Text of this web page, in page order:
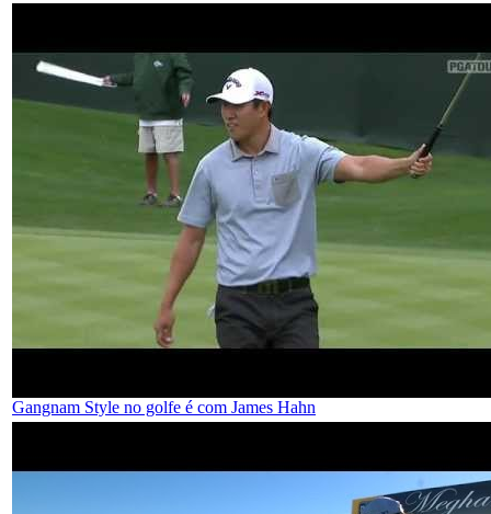
Gangnam Style no golfe é com James Hahn